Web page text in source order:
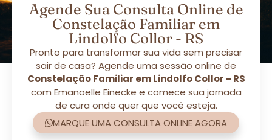
Agende Sua Consulta Online de
Constelação Familiar em
Lindolfo Collor - RS
Pronto para transformar sua vida sem precisar
sair de casa? Agende uma sessão online de
Constelação Familiar em Lindolfo Collor - RS
com Emanoelle Einecke e comece sua jornada
de cura onde quer que você esteja.
MARQUE UMA CONSULTA ONLINE AGORA